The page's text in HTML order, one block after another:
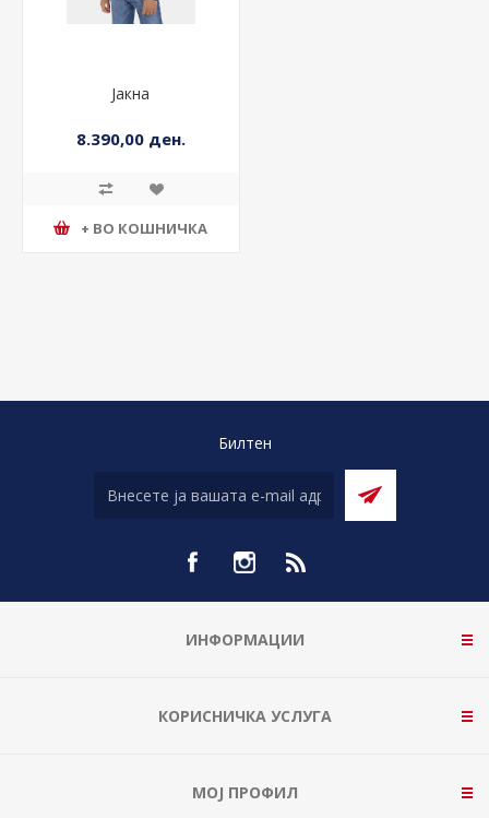
Јакна
8.390,00 ден.
+ ВО КОШНИЧКА
Билтен
ИНФОРМАЦИИ
КОРИСНИЧКА УСЛУГА
МОЈ ПРОФИЛ